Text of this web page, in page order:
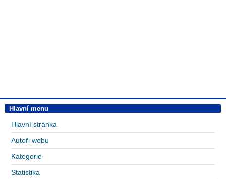
Hlavní menu
Hlavní stránka
Autoři webu
Kategorie
Statistika